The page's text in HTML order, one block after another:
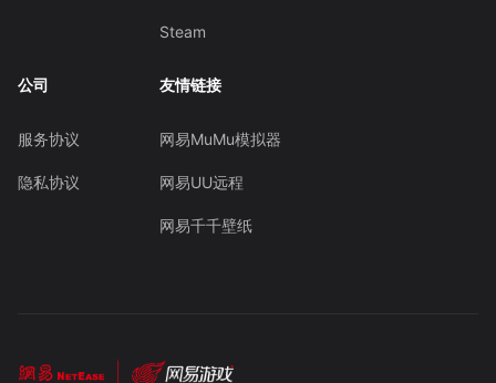
Steam
公司
服务协议
隐私协议
友情链接
网易MuMu模拟器
网易UU远程
网易千千壁纸